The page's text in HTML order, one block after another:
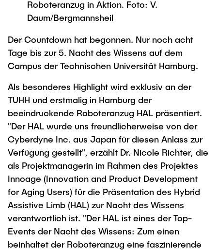
Newsroom
Press Release
Flyers and brochures
University magazine spektrum
Events
Merchandise-Shop
Working at TU Hamburg
Job opportunities
Faculty recruiting
Information for new employees
Internal Information
Advice and contact
Around student life
study organization
AI in Education
After Graduation
Alumni
Career Center
Graduate Academy
Doctoral Degrees
Continuing Education
UNU HUB "Engineering to Face Climate
Change"
Research Funding
Good Scientific Practice
Future Lectures
Team
Research & Transfer News
Interdisciplinary Workshop of the FSP
"Biobased Processes and Reactor
Technologies"
Process Engineering
Study programs
Research and Institutes
Technology and Innovation in Education
Study programs
Research and Institutes
Management Sciences and Technology
Study Programs
Research and Institutes
Mechanical Engineering
Study programs
Research and institutes
Exchange students
International Scholars & Guests
Partnerships and Strategy
Study Exchange Partnerships
How to establish partnerships
Strategy
ECIU University
Contacts & International Team
Roboteranzug in Aktion. Foto: V.
Daum/Bergmannsheil
Der Countdown hat begonnen. Nur noch acht
Tage bis zur 5. Nacht des Wissens auf dem
Campus der Technischen Universität Hamburg.
Als besonderes Highlight wird exklusiv an der
TUHH und erstmalig in Hamburg der
beeindruckende Roboteranzug HAL präsentiert.
"Der HAL wurde uns freundlicherweise von der
Cyberdyne Inc. aus Japan für diesen Anlass zur
Verfügung gestellt", erzählt Dr. Nicole Richter, die
als Projektmanagerin im Rahmen des Projektes
Innoage (Innovation and Product Development
for Aging Users) für die Präsentation des Hybrid
Assistive Limb (HAL) zur Nacht des Wissens
verantwortlich ist. "Der HAL ist eines der Top-
Events der Nacht des Wissens: Zum einen
beinhaltet der Roboteranzug eine faszinierende